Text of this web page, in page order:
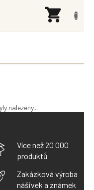
nalezeny...
Více než 20 000
produktů
Zakázková výroba
nášivek a známek